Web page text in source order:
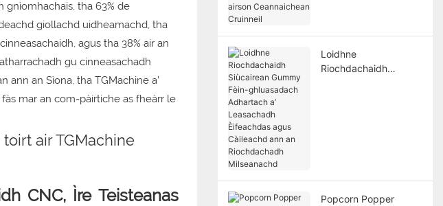
gnìomhachais, tha 63% de
giollachd uidheamachd, tha
agus tha 38% air an
gu cinneasachadh
an Sìona, tha TGMachine a’
mar an com-pàirtiche as fheàrr le
CNC, Ìre Teisteanas
Loidhne
Riochdachaidh
Milseanachd
Popcorn Popper